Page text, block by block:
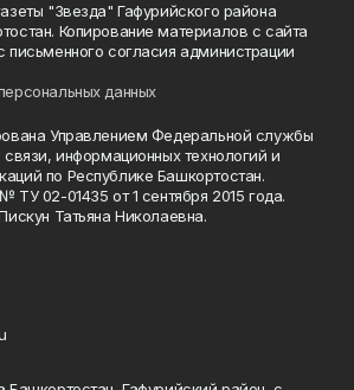
"Звезда" Гафурийского района
Копирование материалов с сайта
письменного согласия администрации
данных
Управлением Федеральной службы
информационных технологий и
по Республике Башкортостан.
ТУ 02-01435 от 1 сентября 2015 года.
Татьяна Николаевна.